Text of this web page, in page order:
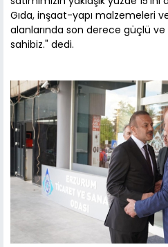
Gıda, inşaat-yapı malzemeleri
alanlarında son derece güçlü ve
sahibiz." dedi.